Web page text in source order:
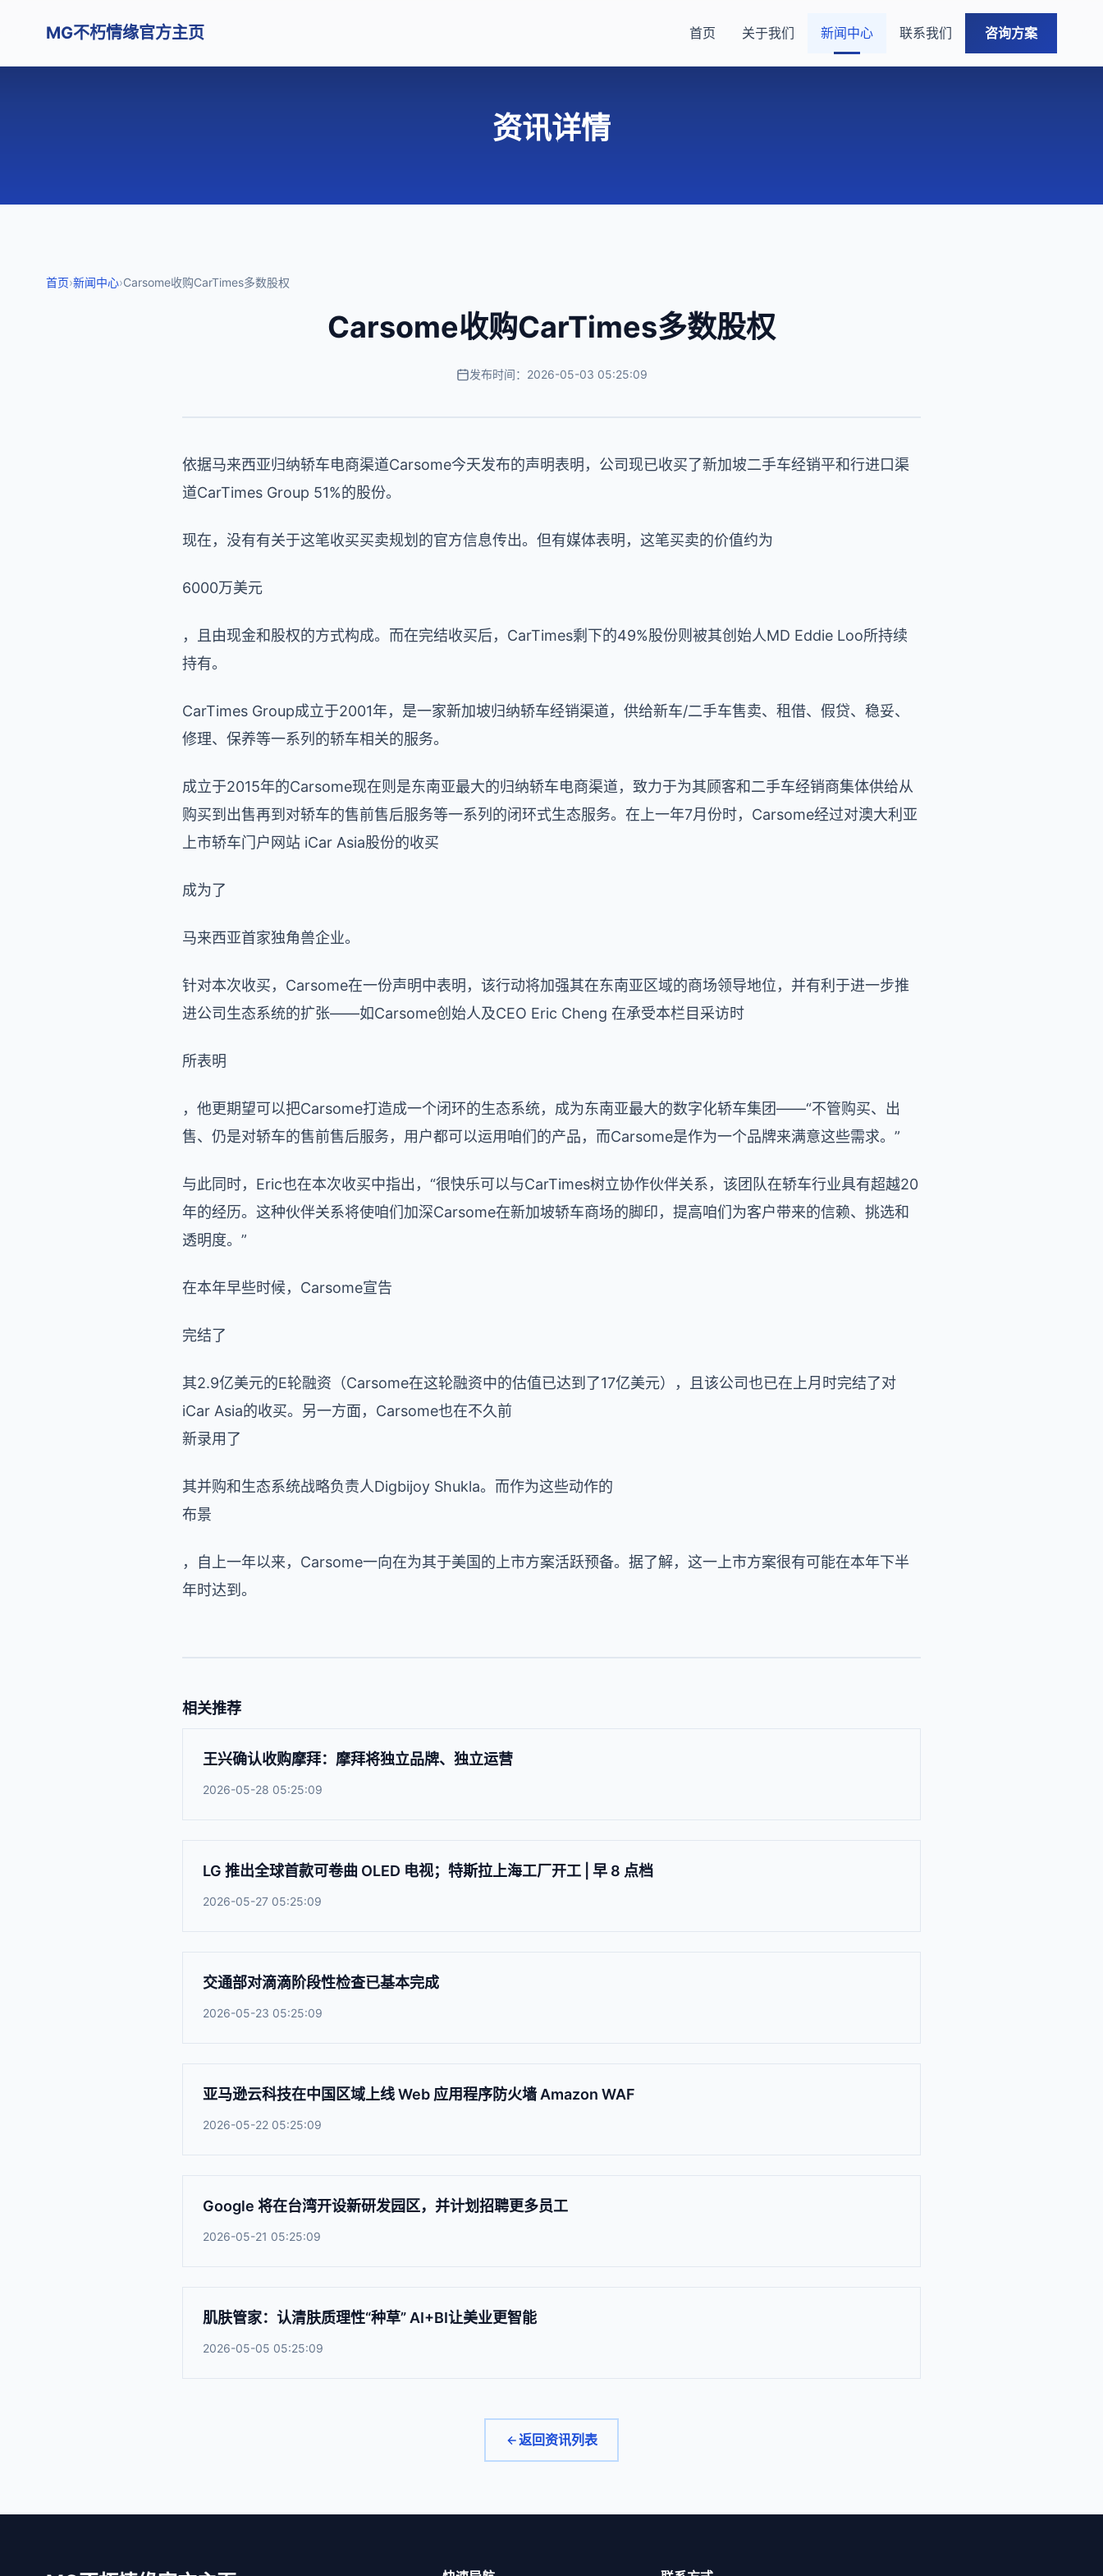
MG不朽情缘官方主页 首页 关于我们 新闻中心 联系我们 咨询方案
资讯详情
首页›新闻中心›Carsome收购CarTimes多数股权
Carsome收购CarTimes多数股权
发布时间：2026-05-03 05:25:09
依据马来西亚归纳轿车电商渠道Carsome今天发布的声明表明，公司现已收买了新加坡二手车经销平和行进口渠
道CarTimes Group 51%的股份。
现在，没有有关于这笔收买买卖规划的官方信息传出。但有媒体表明，这笔买卖的价值约为
6000万美元
，且由现金和股权的方式构成。而在完结收买后，CarTimes剩下的49%股份则被其创始人MD Eddie Loo所持续
持有。
CarTimes Group成立于2001年，是一家新加坡归纳轿车经销渠道，供给新车/二手车售卖、租借、假贷、稳妥、
修理、保养等一系列的轿车相关的服务。
成立于2015年的Carsome现在则是东南亚最大的归纳轿车电商渠道，致力于为其顾客和二手车经销商集体供给从
购买到出售再到对轿车的售前售后服务等一系列的闭环式生态服务。在上一年7月份时，Carsome经过对澳大利亚
上市轿车门户网站 iCar Asia股份的收买
成为了
马来西亚首家独角兽企业。
针对本次收买，Carsome在一份声明中表明，该行动将加强其在东南亚区域的商场领导地位，并有利于进一步推
进公司生态系统的扩张——如Carsome创始人及CEO Eric Cheng 在承受本栏目采访时
所表明
，他更期望可以把Carsome打造成一个闭环的生态系统，成为东南亚最大的数字化轿车集团——“不管购买、出
售、仍是对轿车的售前售后服务，用户都可以运用咱们的产品，而Carsome是作为一个品牌来满意这些需求。”
与此同时，Eric也在本次收买中指出，“很快乐可以与CarTimes树立协作伙伴关系，该团队在轿车行业具有超越20
年的经历。这种伙伴关系将使咱们加深Carsome在新加坡轿车商场的脚印，提高咱们为客户带来的信赖、挑选和
透明度。”
在本年早些时候， Carsome宣告
完结了
其2.9亿美元的E轮融资（Carsome在这轮融资中的估值已达到了17亿美元），且该公司也已在上月时完结了对
iCar Asia的收买。另一方面， Carsome也在不久前
新录用了
其并购和生态系统战略负责人Digbijoy Shukla。而作为这些动作的
布景
，自上一年以来， Carsome一向在为其于美国的上市方案活跃预备。据了解，这一上市方案很有可能在本年下半
年时达到。
相关推荐
王兴确认收购摩拜：摩拜将独立品牌、独立运营
2026-05-28 05:25:09
LG 推出全球首款可卷曲 OLED 电视；特斯拉上海工厂开工 | 早 8 点档
2026-05-27 05:25:09
交通部对滴滴阶段性检查已基本完成
2026-05-23 05:25:09
亚马逊云科技在中国区域上线 Web 应用程序防火墙 Amazon WAF
2026-05-22 05:25:09
Google 将在台湾开设新研发园区，并计划招聘更多员工
2026-05-21 05:25:09
肌肤管家：认清肤质理性“种草” AI+BI让美业更智能
2026-05-05 05:25:09
返回资讯列表